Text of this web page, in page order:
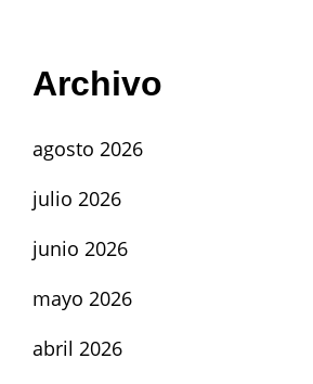
Archivo
agosto 2026
julio 2026
junio 2026
mayo 2026
abril 2026